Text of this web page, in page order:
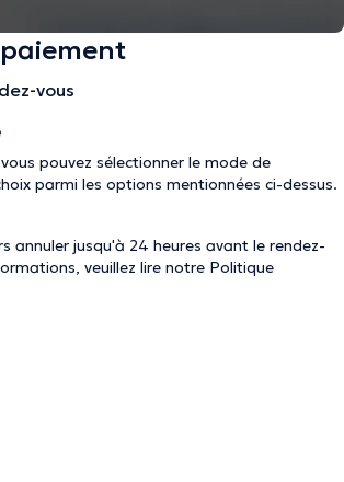
vous
pouvez sélectionner le mode de
parmi les options mentionnées ci-dessus.
annuler jusqu'à 24 heures avant le rendez-
veuillez lire notre Politique